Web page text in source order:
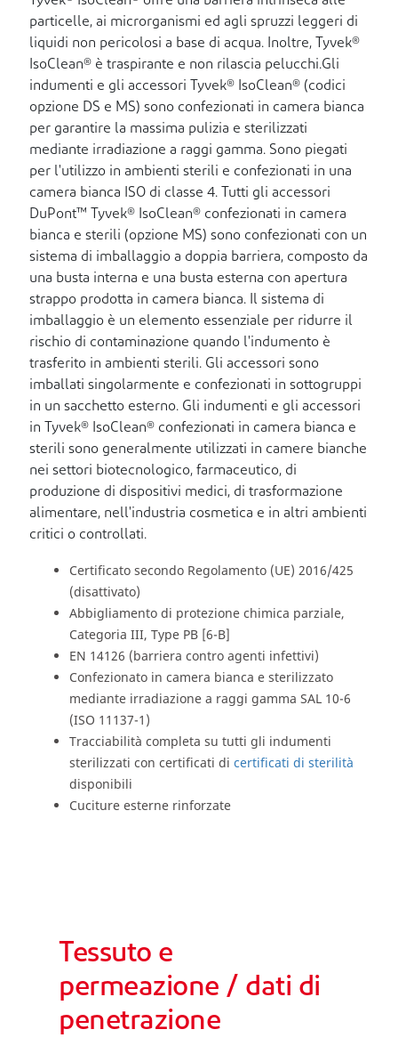
particelle, ai microrganismi ed agli spruzzi leggeri di
liquidi non pericolosi a base di acqua. Inoltre, Tyvek®
IsoClean® è traspirante e non rilascia pelucchi.Gli
indumenti e gli accessori Tyvek® IsoClean® (codici
opzione DS e MS) sono confezionati in camera bianca
per garantire la massima pulizia e sterilizzati
mediante irradiazione a raggi gamma. Sono piegati
per l'utilizzo in ambienti sterili e confezionati in una
camera bianca ISO di classe 4. Tutti gli accessori
DuPont™ Tyvek® IsoClean® confezionati in camera
bianca e sterili (opzione MS) sono confezionati con un
sistema di imballaggio a doppia barriera, composto da
una busta interna e una busta esterna con apertura
strappo prodotta in camera bianca. Il sistema di
imballaggio è un elemento essenziale per ridurre il
rischio di contaminazione quando l'indumento è
trasferito in ambienti sterili. Gli accessori sono
imballati singolarmente e confezionati in sottogruppi
in un sacchetto esterno. Gli indumenti e gli accessori
in Tyvek® IsoClean® confezionati in camera bianca e
sterili sono generalmente utilizzati in camere bianche
nei settori biotecnologico, farmaceutico, di
produzione di dispositivi medici, di trasformazione
alimentare, nell'industria cosmetica e in altri ambienti
critici o controllati.
Certificato secondo Regolamento (UE) 2016/425
(disattivato)
Abbigliamento di protezione chimica parziale,
Categoria III, Type PB [6-B]
EN 14126 (barriera contro agenti infettivi)
Confezionato in camera bianca e sterilizzato
mediante irradiazione a raggi gamma SAL 10-6
(ISO 11137-1)
Tracciabilità completa su tutti gli indumenti
sterilizzati con certificati di certificati di sterilità
disponibili
Cuciture esterne rinforzate
Tessuto e
permeazione / dati di
penetrazione